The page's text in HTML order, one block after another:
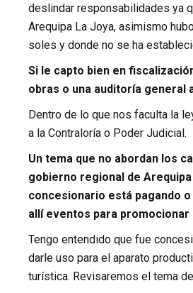
deslindar responsabilidades ya
Arequipa La Joya, asimismo
soles y donde no se ha
Si le capto bien en
obras o una auditoría general
Dentro de lo que nos faculta la
a la Contraloría o Poder Judicial.
Un tema que no abordan los
gobierno regional de
concesionario está pagando
allí eventos para
Tengo entendido que fue
darle uso para el aparato
turística. Revisaremos el tema